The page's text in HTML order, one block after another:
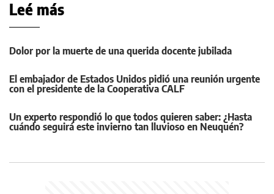
Leé más
Dolor por la muerte de una querida docente jubilada
El embajador de Estados Unidos pidió una reunión urgente
con el presidente de la Cooperativa CALF
Un experto respondió lo que todos quieren saber: ¿Hasta
cuándo seguirá este invierno tan lluvioso en Neuquén?